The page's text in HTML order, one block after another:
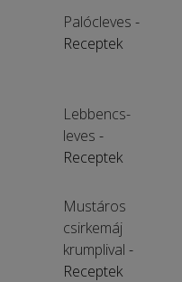
Palócleves -
Receptek
Lebbencs-
leves -
Receptek
Mustáros
csirkemáj
krumplival -
Receptek